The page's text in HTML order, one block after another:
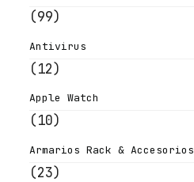
(99)
Antivirus
(12)
Apple Watch
(10)
Armarios Rack & Accesorios
(23)